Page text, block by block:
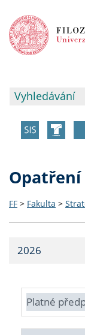
Opatření
FF > Fakulta >
2026
Platné